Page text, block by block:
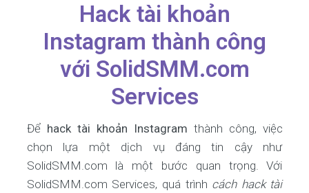
Hack tài khoản
Instagram thành công
với SolidSMM.com
Services
Để hack tài khoản Instagram thành công, việc
chọn lựa một dịch vụ đáng tin cậy như
SolidSMM.com là một bước quan trọng. Với
SolidSMM.com Services, quá trình cách hack tài